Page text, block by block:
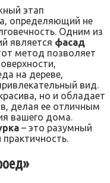
этап
определяющий не
Одним из
является фасад
метод позволяет
на дереве,
вид.
но и обладает
делая ее отличным
вашего дома.
– это разумный